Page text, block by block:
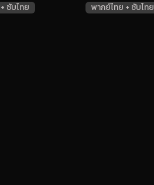
ซับไทย
พากย์ไทย + ซับไทย